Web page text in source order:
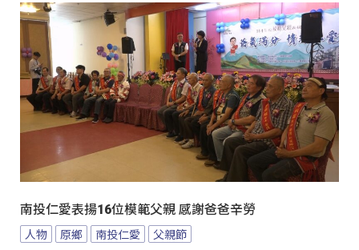
南投仁愛表揚16位模範父親 感謝爸爸辛勞
人物 原鄉 南投仁愛 父親節